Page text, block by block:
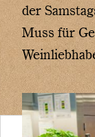
der
Muss für